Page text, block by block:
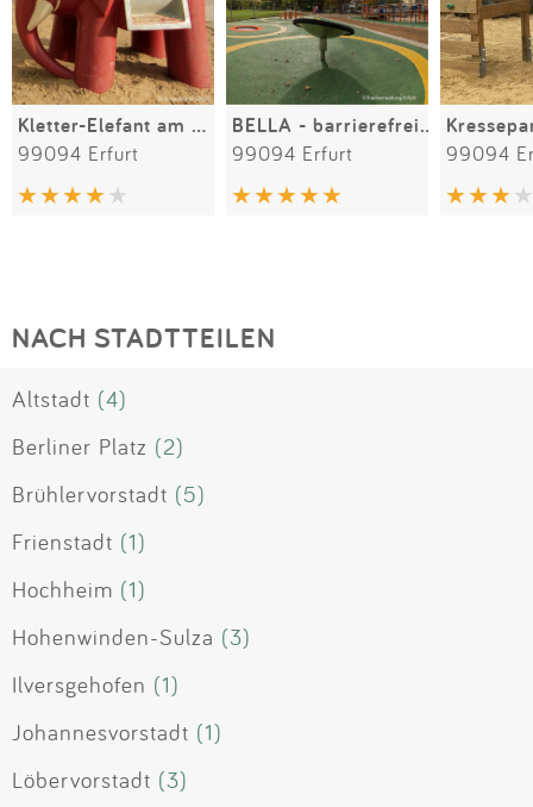
Kletter-Elefant am Wasserspielplatz
99094 Erfurt
BELLA - barrierefreier Spielplatz
99094 Erfurt 99094
NACH STADTTEILEN
Altstadt (4)
Berliner Platz (2)
Brühlervorstadt (5)
Frienstadt (1)
Hochheim (1)
Hohenwinden-Sulza (3)
Ilversgehofen (1)
Johannesvorstadt (1)
Löbervorstadt (3)